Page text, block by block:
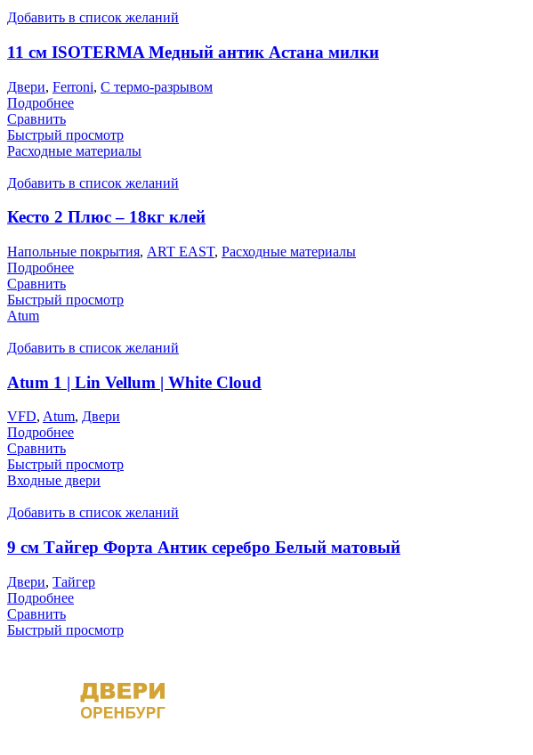
Добавить в список желаний
11 см ISOTERMA Медный антик Астана милки
Двери, Ferroni, С термо-разрывом
Подробнее
Сравнить
Быстрый просмотр
Расходные материалы
Добавить в список желаний
Кесто 2 Плюс – 18кг клей
Напольные покрытия, ART EAST, Расходные материалы
Подробнее
Сравнить
Быстрый просмотр
Atum
Добавить в список желаний
Atum 1 | Lin Vellum | White Cloud
VFD, Atum, Двери
Подробнее
Сравнить
Быстрый просмотр
Входные двери
Добавить в список желаний
9 см Тайгер Форта Антик серебро Белый матовый
Двери, Тайгер
Подробнее
Сравнить
Быстрый просмотр